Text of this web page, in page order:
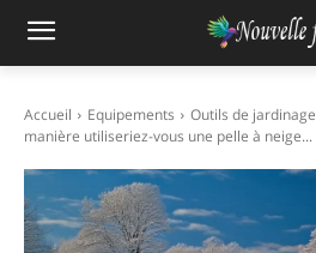
Accueil Equipements Outils de jardinage
manière utiliseriez-vous une pelle à neige...